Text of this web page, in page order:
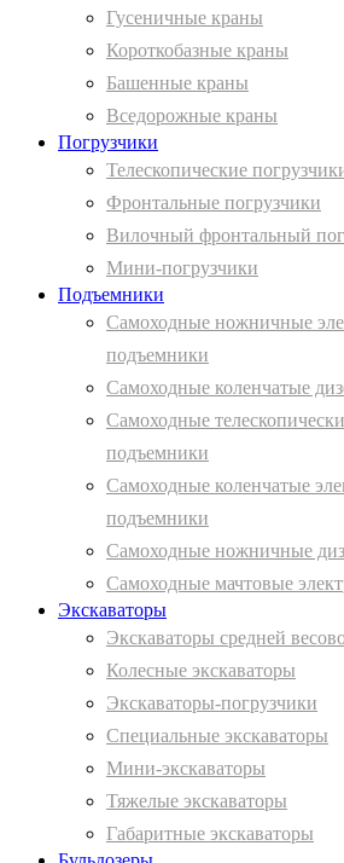
Гусеничные краны
Короткобазные краны
Башенные краны
Вcедорожные краны
Погрузчики
Телескопические
Фронтальные погрузчики
Вилочный фронтальный
Мини-погрузчики
Подъемники
Самоходные ножничные
подъемники
Самоходные коленчатые
Самоходные
подъемники
Самоходные коленчатые
подъемники
Самоходные ножничные
Самоходные мачтовые
Экскаваторы
Экскаваторы средней
Колесные экскаваторы
Экскаваторы-погрузчики
Специальные экскаваторы
Мини-экскаваторы
Тяжелые экскаваторы
Габаритные экскаваторы